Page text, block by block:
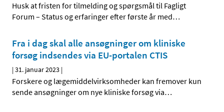
Husk at fristen for tilmelding og spørgsmål til Fagligt
Forum – Status og erfaringer efter første år med…
Fra i dag skal alle ansøgninger om kliniske
forsøg indsendes via EU-portalen CTIS
|31. januar 2023 |
Forskere og lægemiddelvirksomheder kan fremover kun
sende ansøgninger om nye kliniske forsøg via…